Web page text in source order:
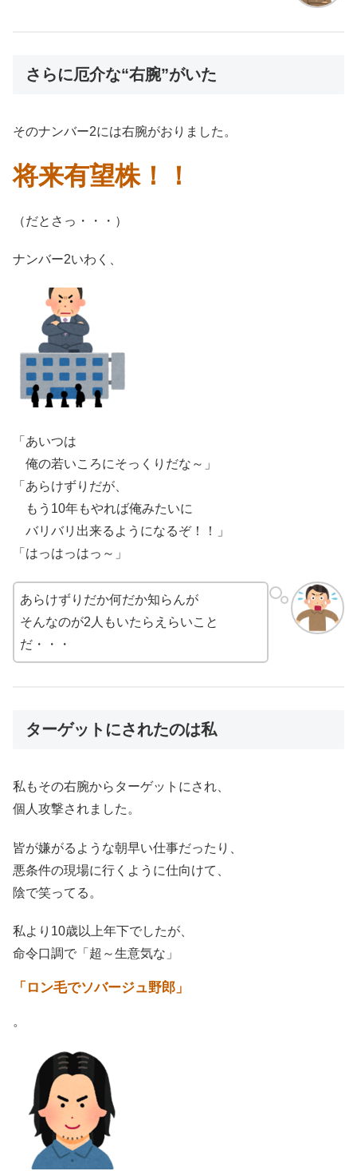
さらに厄介な“右腕”がいた
そのナンバー2には右腕がおりました。
将来有望株！！
（だとさっ・・・）
ナンバー2いわく、
「あいつは
俺の若いころにそっくりだな～」
「あらけずりだが、
もう10年もやれば俺みたいに
バリバリ出来るようになるぞ！！」
「はっはっはっ～」
あらけずりだか何だか知らんが
そんなのが2人もいたらえらいこと
だ・・・
ターゲットにされたのは私
私もその右腕からターゲットにされ、
個人攻撃されました。
皆が嫌がるような朝早い仕事だったり、
悪条件の現場に行くように仕向けて、
陰で笑ってる。
私より10歳以上年下でしたが、
命令口調で「超～生意気な」
「ロン毛でソバージュ野郎」
。